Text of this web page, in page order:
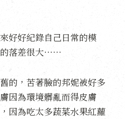
好好紀錄自己日常的模
的落差很大⋯⋯
的，苦著臉的邦妮被好多
因為環境髒亂而得皮膚
因為吃太多蔬菜水果紅蘿